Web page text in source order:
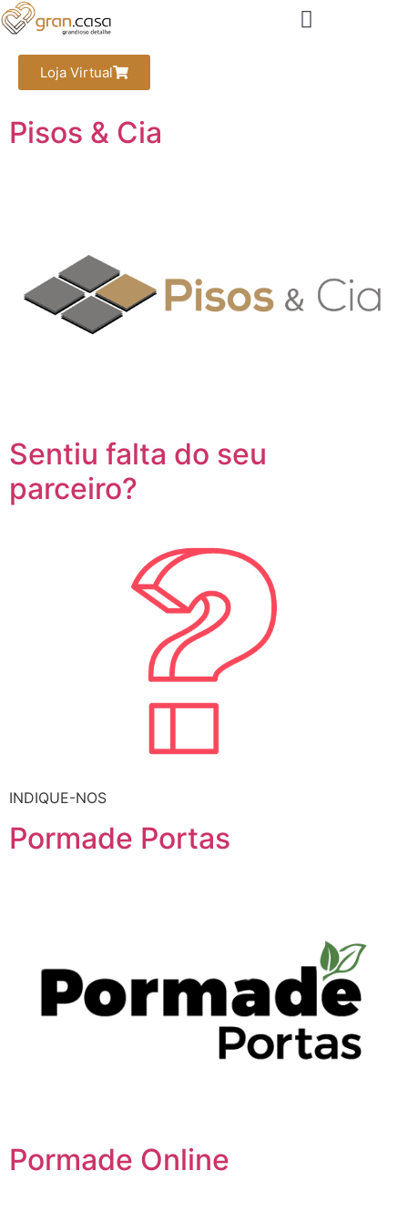
Loja Virtual
Pisos & Cia
Sentiu falta do seu
parceiro?
INDIQUE-NOS
Pormade Portas
Pormade Online